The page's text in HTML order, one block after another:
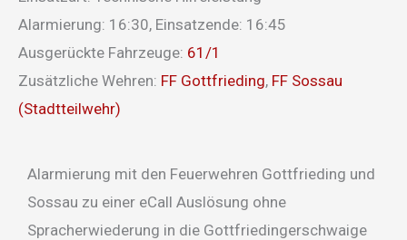
Alarmierung: 16:30, Einsatzende: 16:45
Ausgerückte Fahrzeuge: 61/1
Zusätzliche Wehren: FF Gottfrieding, FF Sossau
(Stadtteilwehr)
Alarmierung mit den Feuerwehren Gottfrieding und
Sossau zu einer eCall Auslösung ohne
Spracherwiederung in die Gottfriedingerschwaige